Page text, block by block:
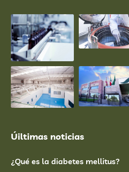
Úiltimas noticias
¿Qué es la diabetes mellitus?